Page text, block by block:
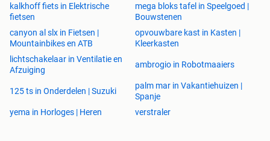
kalkhoff fiets in Elektrische
fietsen
mega bloks tafel in Speelgoed |
Bouwstenen
canyon al slx in Fietsen |
Mountainbikes en ATB
opvouwbare kast in Kasten |
Kleerkasten
lichtschakelaar in Ventilatie en
Afzuiging
ambrogio in Robotmaaiers
125 ts in Onderdelen | Suzuki
palm mar in Vakantiehuizen |
Spanje
yema in Horloges | Heren
verstraler